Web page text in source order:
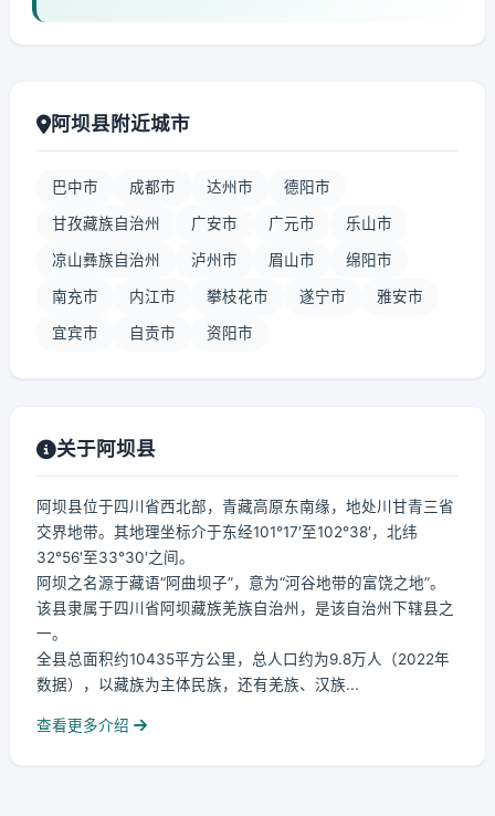
阿坝县附近城市
巴中市 成都市 达州市 德阳市
甘孜藏族自治州 广安市 广元市 乐山市
凉山彝族自治州 泸州市 眉山市 绵阳市
南充市 内江市 攀枝花市 遂宁市 雅安市
宜宾市 自贡市 资阳市
关于阿坝县
阿坝县位于四川省西北部，青藏高原东南缘，地处川甘青三省
交界地带。其地理坐标介于东经101°17′至102°38′，北纬
32°56′至33°30′之间。
阿坝之名源于藏语“阿曲坝子”，意为“河谷地带的富饶之地”。
该县隶属于四川省阿坝藏族羌族自治州，是该自治州下辖县之
一。
全县总面积约10435平方公里，总人口约为9.8万人（2022年
数据），以藏族为主体民族，还有羌族、汉族...
查看更多介绍